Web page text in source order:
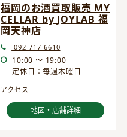
福岡のお酒買取販売 MY
CELLAR by JOYLAB 福
岡天神店
092-717-6610
10:00 ～ 19:00
定休日：毎週木曜日
アクセス:
地図・店舗詳細